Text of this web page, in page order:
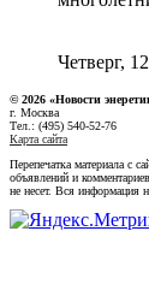
Четверг,
© 2026 «Новости
г. Москва
Тел.: (495) 540-52-76
Карта сайта
Перепечатка материала с
объявлений и
не несет. Вся информация